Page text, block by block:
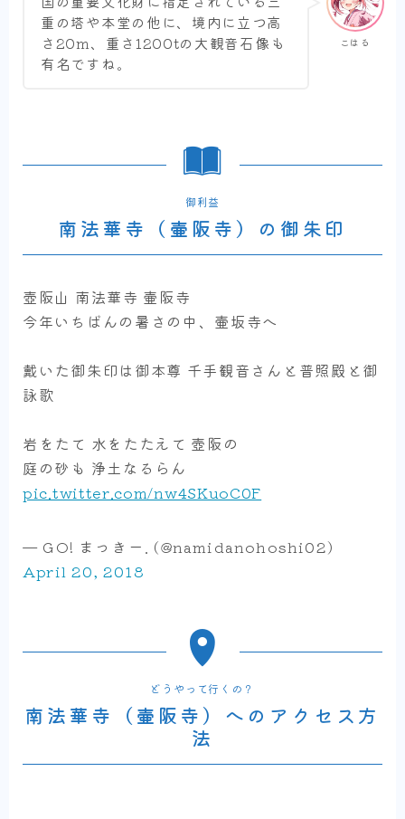
こはる
重の塔や本堂の他に、境内に立つ高
さ20m、重さ1200tの大観音石像も
有名ですね。
御利益
南法華寺（壷阪寺）の御朱印
壺阪山 南法華寺 壷阪寺
今年いちばんの暑さの中、壷坂寺へ
戴いた御朱印は御本尊 千手観音さんと普照殿と御
詠歌
岩をたて 水をたたえて 壺阪の
庭の砂も 浄土なるらん
pic.twitter.com/nw4SKuoC0F
— GO! まっきー. (@namidanohoshi02)
April 20, 2018
どうやって行くの？
南法華寺（壷阪寺）へのアクセス方
法